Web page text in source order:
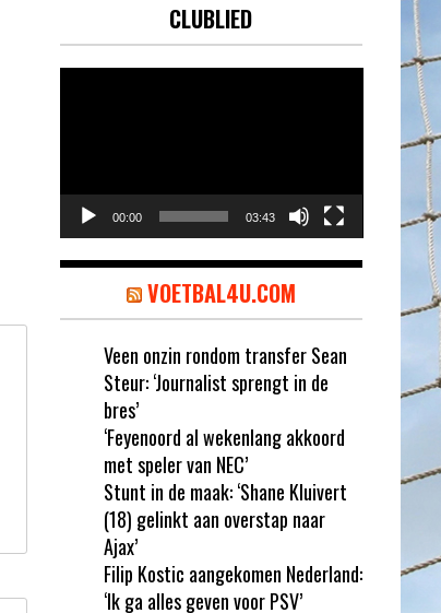
CLUBLIED
00:00 03:43
VOETBAL4U.COM
Veen onzin rondom transfer Sean
Steur: ‘Journalist sprengt in de
bres’
‘Feyenoord al wekenlang akkoord
met speler van NEC’
Stunt in de maak: ‘Shane Kluivert
(18) gelinkt aan overstap naar
Ajax’
Filip Kostic aangekomen Nederland:
‘Ik ga alles geven voor PSV’